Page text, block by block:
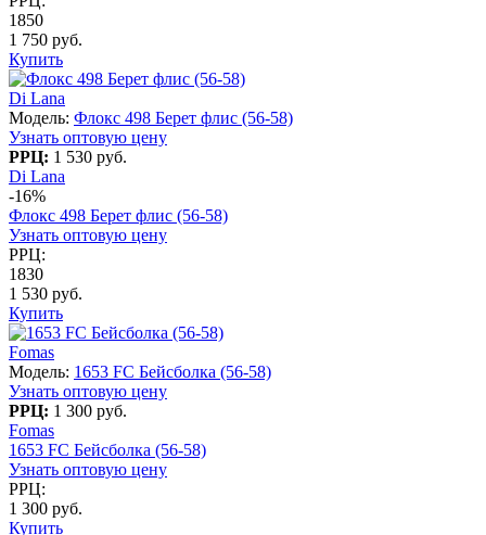
1850
1 750 руб.
Купить
Di Lana
Модель: Флокс 498 Берет флис (56-58)
Узнать оптовую цену
РРЦ: 1 530 руб.
Di Lana
-16%
Флокс 498 Берет флис (56-58)
Узнать оптовую цену
РРЦ:
1830
1 530 руб.
Купить
Fomas
Модель: 1653 FC Бейсболка (56-58)
Узнать оптовую цену
РРЦ: 1 300 руб.
Fomas
1653 FC Бейсболка (56-58)
Узнать оптовую цену
РРЦ:
1 300 руб.
Купить